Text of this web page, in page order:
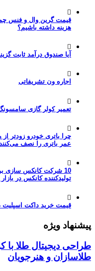
قیمت گرین وال و فنس
هزینه داشته باشیم؟
آیا صندوق درآمد ثابت
اجاره ون تشریفاتی
تعمیر کولر گازی
عمر باتری را نصف
10 شرکت کانکس سازی
تولیدکننده کانکس در بازار 1405
قیمت خرید داکت اسپلیت در
پیشنهاد ویژه
طراحی دیجیتال طلا با
طلاسازان و هنرجویان